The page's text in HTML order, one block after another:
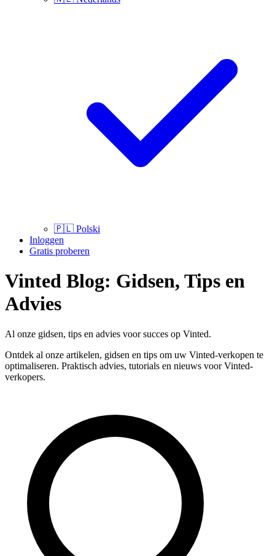
🇵🇱 Polski
Inloggen
Gratis proberen
Vinted Blog: Gidsen, Tips en
Advies
Al onze gidsen, tips en advies voor succes op Vinted.
Ontdek al onze artikelen, gidsen en tips om uw Vinted-verkopen te
optimaliseren. Praktisch advies, tutorials en nieuws voor Vinted-
verkopers.